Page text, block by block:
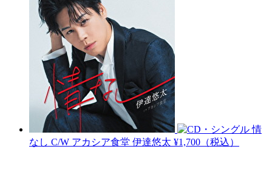
情
なし C/W アカシア食堂 伊達悠太 ¥1,700（税込）